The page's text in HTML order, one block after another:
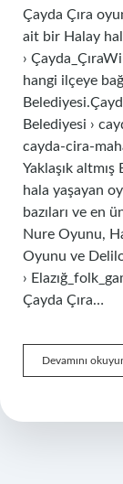
Çayda Çıra
ait bir Halay
›
hangi ilçeye
Belediyesi ›
cayda-cira-
Yaklaşık
hala yaşayan
bazıları ve en
Nure Oyunu,
Oyunu ve
›
Çayda Çıra…
Devamını